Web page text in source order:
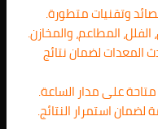
وتقنيات متطورة.
المطاعم، والمخازن.
لضمان نتائج
على مدار الساعة.
استمرار النتائج.